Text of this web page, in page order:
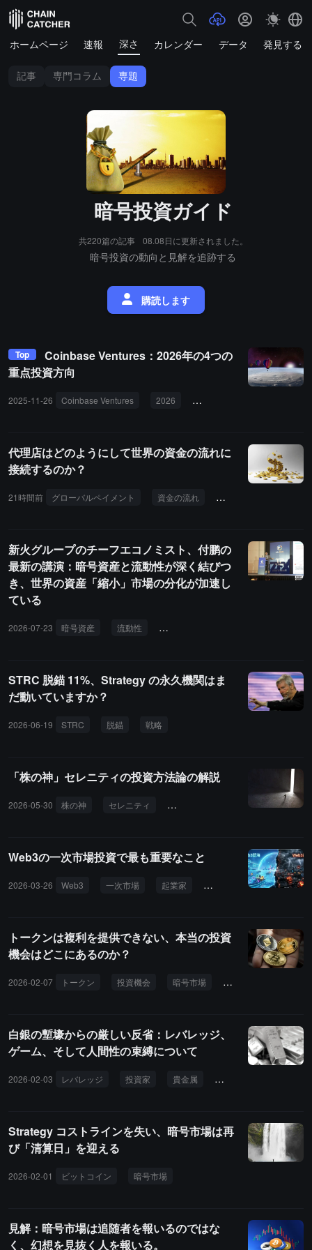
ホームページ 速報 深さ カレンダー データ 発見する
記事 専門コラム 専題
暗号投資ガイド
共220篇の記事 08.08日に更新されました。
暗号投資の動向と見解を追跡する
購読します
Top
Coinbase Ventures：2026年の4つの
重点投資方向
2025-11-26 Coinbase Ventures 2026 投資方向
代理店はどのようにして世界の資金の流れに
接続するのか？
21時間前 グローバルペイメント 資金の流れ コレスポンデントバン
新火グループのチーフエコノミスト、付鹏の
最新の講演：暗号資産と流動性が深く結びつ
き、世界の資産「縮小」市場の分化が加速し
ている
2026-07-23 暗号資産 流動性 グローバル資産
STRC 脱錨 11%、Strategy の永久機関はま
だ動いていますか？
2026-06-19 STRC 脱錨 戦略
「株の神」セレニティの投資方法論の解説
2026-05-30 株の神 セレニティ 投資方法論 産業チェーン
Web3の一次市場投資で最も重要なこと
2026-03-26 Web3 一次市場 起業家 リソース判断 トラッ
トークンは複利を提供できない、本当の投資
機会はどこにあるのか？
2026-02-07 トークン 投資機会 暗号市場 株式
白銀の塹壕からの厳しい反省：レバレッジ、
ゲーム、そして人間性の束縛について
2026-02-03 レバレッジ 投資家 貴金属 ボラティリティ
Strategy コストラインを失い、暗号市場は再
び「清算日」を迎える
2026-02-01 ビットコイン 暗号市場
見解：暗号市場は追随者を報いるのではな
く、幻想を見抜く人を報いる。